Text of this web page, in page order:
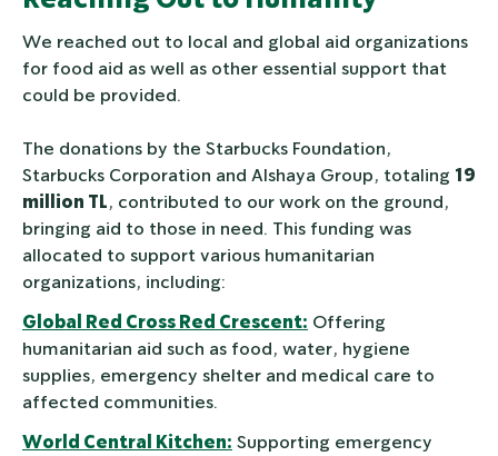
We reached out to local and global aid organizations
for food aid as well as other essential support that
could be provided.
The donations by the Starbucks Foundation,
Starbucks Corporation and Alshaya Group, totaling 19
million TL, contributed to our work on the ground,
bringing aid to those in need. This funding was
allocated to support various humanitarian
organizations, including:
Global Red Cross Red Crescent: Offering
humanitarian aid such as food, water, hygiene
supplies, emergency shelter and medical care to
affected communities.
World Central Kitchen: Supporting emergency